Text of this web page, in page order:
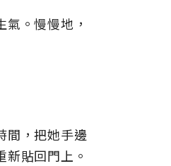
。慢慢地，
間，把她手邊
貼回門上。